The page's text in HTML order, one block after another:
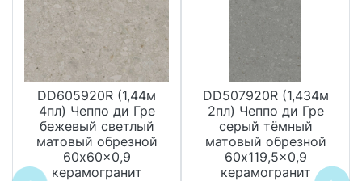
DD605920R (1,44м
4пл) Чеппо ди Гре
бежевый светлый
матовый обрезной
60x60x0,9
керамогранит
DD507920R (1,434м
2пл) Чеппо ди Гре
серый тёмный
матовый обрезной
60x119,5x0,9
керамогранит